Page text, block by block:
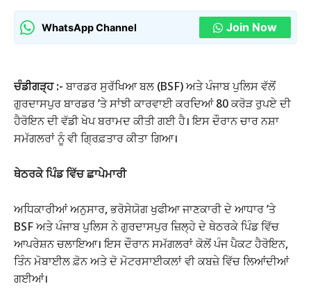
WhatsApp Channel Join Now
ਚੰਡੀਗੜ੍ਹ :-ਬਾਰਡਰ ਸੁਰੱਖਿਆ ਬਲ (BSF) ਅਤੇ ਪੰਜਾਬ ਪੁਲਿਸ ਵੱਲੋਂ
ਗੁਰਦਾਸਪੁਰ ਬਾਰਡਰ ’ਤੇ ਸਾਂਝੀ ਕਾਰਵਾਈ ਕਰਦਿਆਂ 80 ਕਰੋੜ ਰੁਪਏ ਦੀ
ਹੈਰੋਇਨ ਦੀ ਵੱਡੀ ਖੇਪ ਬਰਾਮਦ ਕੀਤੀ ਗਈ ਹੈ। ਇਸ ਦੌਰਾਨ ਚਾਰ ਨਸ਼ਾ
ਸਮੱਗਲਰਾਂ ਨੂੰ ਵੀ ਗ੍ਰਿਫ਼ਤਾਰ ਕੀਤਾ ਗਿਆ।
ਥੇਠਰਕੇ ਪਿੰਡ ਵਿੱਚ ਛਾਪੇਮਾਰੀ
ਅਧਿਕਾਰੀਆਂ ਅਨੁਸਾਰ, ਭਰੋਸੇਯੋਗ ਖੁਫੀਆ ਜਾਣਕਾਰੀ ਦੇ ਆਧਾਰ ’ਤੇ
BSF ਅਤੇ ਪੰਜਾਬ ਪੁਲਿਸ ਨੇ ਗੁਰਦਾਸਪੁਰ ਜ਼ਿਲ੍ਹੇ ਦੇ ਥੇਠਰਕੇ ਪਿੰਡ ਵਿੱਚ
ਆਪਰੇਸ਼ਨ ਚਲਾਇਆ। ਇਸ ਦੌਰਾਨ ਸਮੱਗਲਰਾਂ ਕੋਲੋਂ ਪੰਜ ਪੈਕਟ ਹੈਰੋਇਨ,
ਤਿੰਨ ਮੋਬਾਈਲ ਫ਼ੋਨ ਅਤੇ ਦੋ ਮੋਟਰਸਾਈਕਲਾਂ ਵੀ ਕਬਜ਼ੇ ਵਿੱਚ ਲਿਆਂਦੀਆਂ
ਗਈਆਂ।